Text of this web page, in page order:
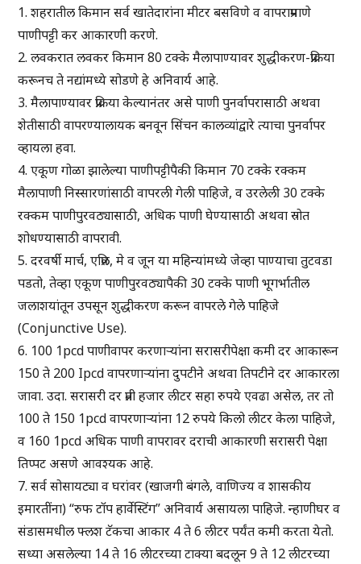
1. शहरातील किमान सर्व खातेदारांना मीटर बसविणे व वापराप्रमाणे
पाणीपट्टी कर आकारणी करणे.
2. लवकरात लवकर किमान 80 टक्के मैलापाण्यावर शुद्धीकरण-प्रक्रिया
करूनच ते नद्यांमध्ये सोडणे हे अनिवार्य आहे.
3. मैलापाण्यावर प्रक्रिया केल्यानंतर असे पाणी पुनर्वापरासाठी अथवा
शेतीसाठी वापरण्यालायक बनवून सिंचन कालव्यांद्वारे त्याचा पुनर्वापर
व्हायला हवा.
4. एकूण गोळा झालेल्या पाणीपट्टीपैकी किमान 70 टक्के रक्कम
मैलापाणी निस्सारणांसाठी वापरली गेली पाहिजे, व उरलेली 30 टक्के
रक्कम पाणीपुरवठ्यासाठी, अधिक पाणी घेण्यासाठी अथवा स्रोत
शोधण्यासाठी वापरावी.
5. दरवर्षी मार्च, एप्रिल, मे व जून या महिन्यांमध्ये जेव्हा पाण्याचा तुटवडा
पडतो, तेव्हा एकूण पाणीपुरवठ्यापैकी 30 टक्के पाणी भूगर्भातील
जलाशयांतून उपसून शुद्धीकरण करून वापरले गेले पाहिजे
(Conjunctive Use).
6. 100 1pcd पाणीवापर करणाऱ्यांना सरासरीपेक्षा कमी दर आकारून
150 ते 200 Ipcd वापरणाऱ्यांना दुपटीने अथवा तिपटीने दर आकारला
जावा. उदा. सरासरी दर प्रती हजार लीटर सहा रुपये एवढा असेल, तर तो
100 ते 150 1pcd वापरणाऱ्यांना 12 रुपये किलो लीटर केला पाहिजे,
व 160 1pcd अधिक पाणी वापरावर दराची आकारणी सरासरी पेक्षा
तिप्पट असणे आवश्यक आहे.
7. सर्व सोसायट्या व घरांवर (खाजगी बंगले, वाणिज्य व शासकीय
इमारतींना) “रुफ टॉप हार्वेस्टिंग” अनिवार्य असायला पाहिजे. न्हाणीघर व
संडासमधील फ्लश टॅकचा आकार 4 ते 6 लीटर पर्यंत कमी करता येतो.
सध्या असलेल्या 14 ते 16 लीटरच्या टाक्या बदलून 9 ते 12 लीटरच्या